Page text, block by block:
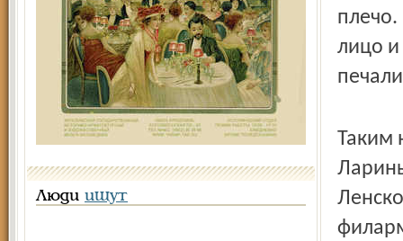
Люди ищут
лицо и
Таким